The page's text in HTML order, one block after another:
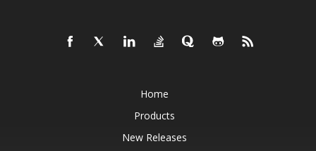
Home
Products
New Releases